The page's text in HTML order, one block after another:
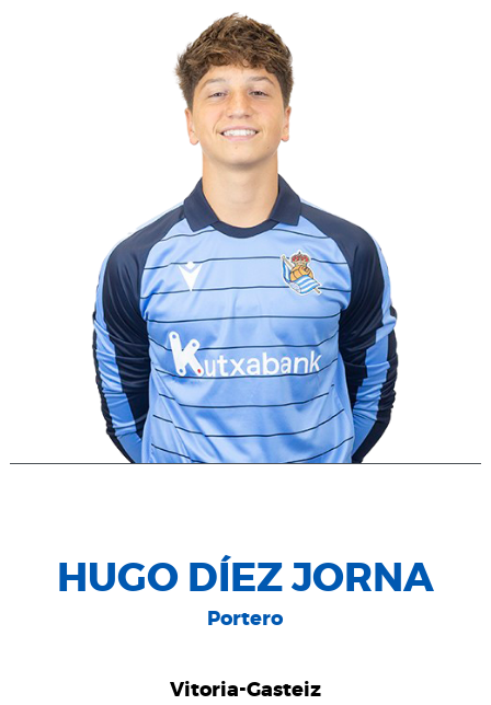
HUGO DÍEZ JORNA
Portero
Vitoria-Gasteiz